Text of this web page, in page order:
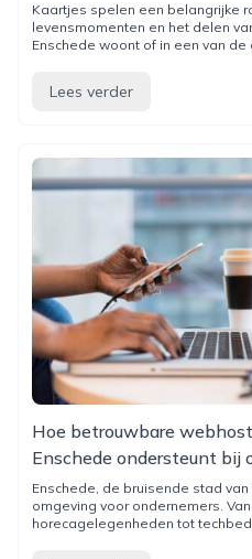
Kaartjes spelen een belangrijke
levensmomenten en het delen
Enschede woont of in een van de
Lees verder
Hoe betrouwbare
Enschede ondersteunt bij
Enschede, de bruisende stad
omgeving voor ondernemers.
horecagelegenheden tot